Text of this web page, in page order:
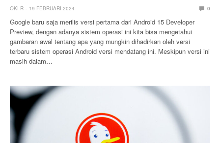
OKI R 19 FEBRUARI 2024 0
Google baru saja merilis versi pertama dari Android 15 Developer
Preview, dengan adanya sistem operasi ini kita bisa mengetahui
gambaran awal tentang apa yang mungkin dihadirkan oleh versi
terbaru sistem operasi Android versi mendatang ini. Meskipun versi ini
masih dalam…